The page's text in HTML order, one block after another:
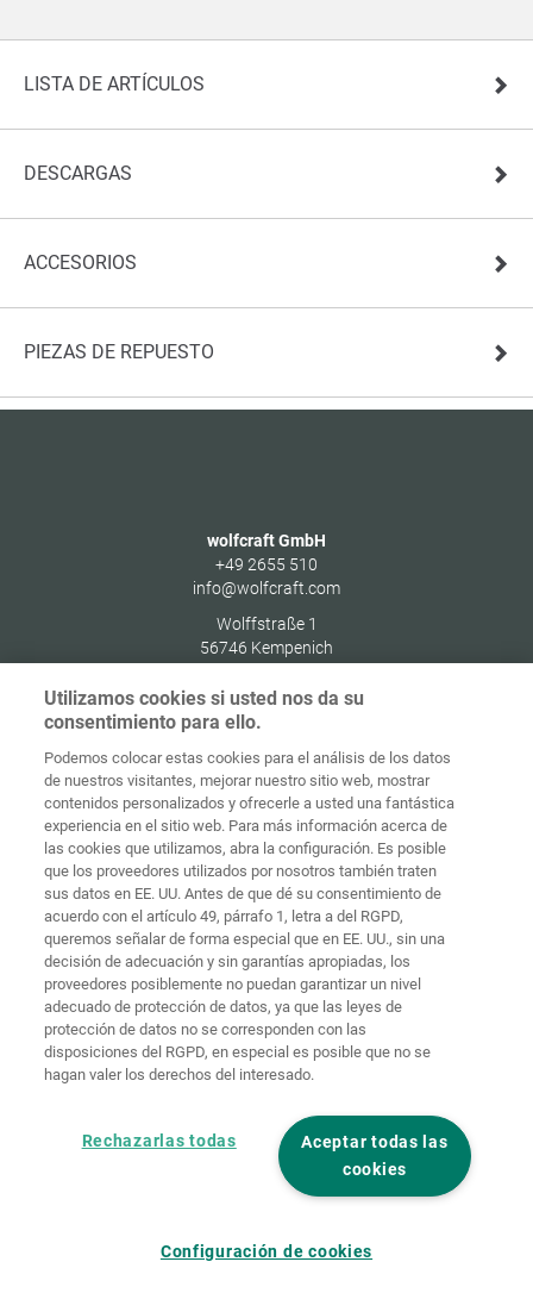
LISTA DE ARTÍCULOS
DESCARGAS
ACCESORIOS
PIEZAS DE REPUESTO
wolfcraft GmbH
+49 2655 510
info@wolfcraft.com
Wolffstraße 1
56746 Kempenich
Inicio Contacto Aviso legal
Protección de
datos
Términos y
condiciones
generales
Políticas de
cookies Iniciar sesión
Declaración
accesibilidad
Ajustes de cookies
Utilizamos cookies si usted nos da su
consentimiento para ello.
Podemos colocar estas cookies para el análisis de los datos
de nuestros visitantes, mejorar nuestro sitio web, mostrar
contenidos personalizados y ofrecerle a usted una fantástica
experiencia en el sitio web. Para más información acerca de
las cookies que utilizamos, abra la configuración. Es posible
que los proveedores utilizados por nosotros también traten
sus datos en EE. UU. Antes de que dé su consentimiento de
acuerdo con el artículo 49, párrafo 1, letra a del RGPD,
queremos señalar de forma especial que en EE. UU., sin una
decisión de adecuación y sin garantías apropiadas, los
proveedores posiblemente no puedan garantizar un nivel
adecuado de protección de datos, ya que las leyes de
protección de datos no se corresponden con las
disposiciones del RGPD, en especial es posible que no se
hagan valer los derechos del interesado.
Aceptar todas las
cookies
Rechazarlas todas
Configuración de cookies